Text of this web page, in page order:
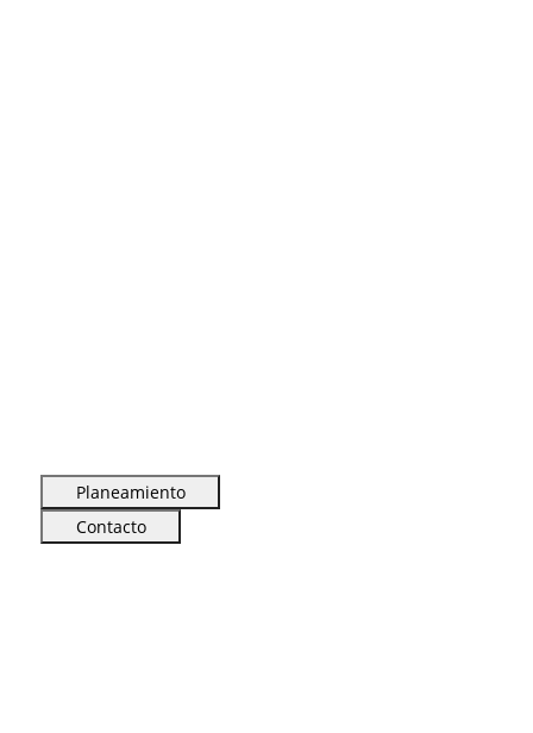
Planeamiento
Contacto